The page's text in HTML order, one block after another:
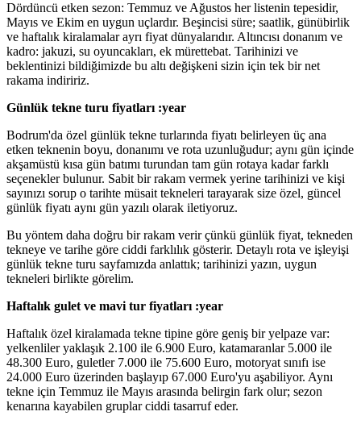
Dördüncü etken sezon: Temmuz ve Ağustos her listenin tepesidir,
Mayıs ve Ekim en uygun uçlardır. Beşincisi süre; saatlik, günübirlik
ve haftalık kiralamalar ayrı fiyat dünyalarıdır. Altıncısı donanım ve
kadro: jakuzi, su oyuncakları, ek mürettebat. Tarihinizi ve
beklentinizi bildiğimizde bu altı değişkeni sizin için tek bir net
rakama indiririz.
Günlük tekne turu fiyatları :year
Bodrum'da özel günlük tekne turlarında fiyatı belirleyen üç ana
etken teknenin boyu, donanımı ve rota uzunluğudur; aynı gün içinde
akşamüstü kısa gün batımı turundan tam gün rotaya kadar farklı
seçenekler bulunur. Sabit bir rakam vermek yerine tarihinizi ve kişi
sayınızı sorup o tarihte müsait tekneleri tarayarak size özel, güncel
günlük fiyatı aynı gün yazılı olarak iletiyoruz.
Bu yöntem daha doğru bir rakam verir çünkü günlük fiyat, tekneden
tekneye ve tarihe göre ciddi farklılık gösterir. Detaylı rota ve işleyişi
günlük tekne turu sayfamızda anlattık; tarihinizi yazın, uygun
tekneleri birlikte görelim.
Haftalık gulet ve mavi tur fiyatları :year
Haftalık özel kiralamada tekne tipine göre geniş bir yelpaze var:
yelkenliler yaklaşık 2.100 ile 6.900 Euro, katamaranlar 5.000 ile
48.300 Euro, guletler 7.000 ile 75.600 Euro, motoryat sınıfı ise
24.000 Euro üzerinden başlayıp 67.000 Euro'yu aşabiliyor. Aynı
tekne için Temmuz ile Mayıs arasında belirgin fark olur; sezon
kenarına kayabilen gruplar ciddi tasarruf eder.